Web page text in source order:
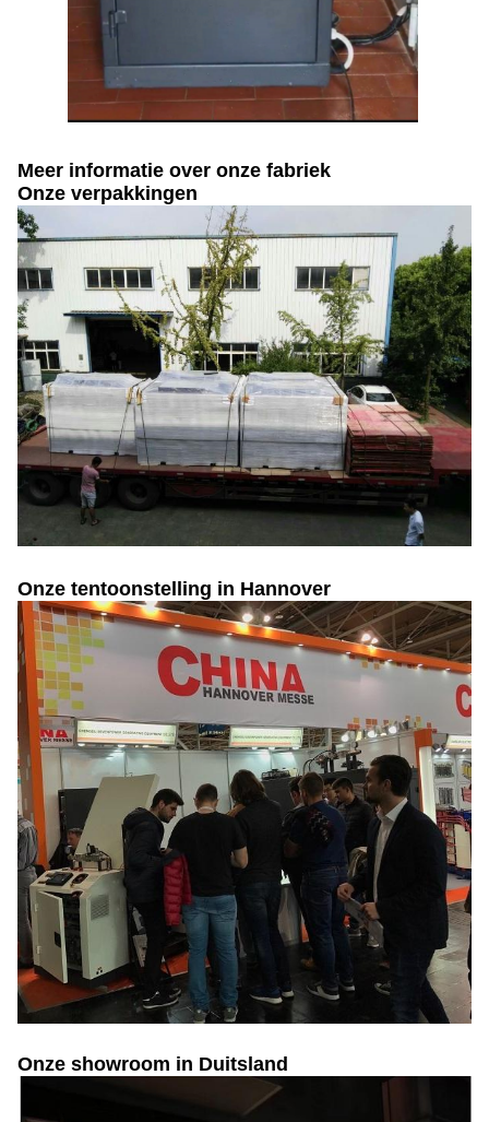
Meer informatie over onze fabriek
Onze verpakkingen
Onze tentoonstelling in Hannover
Onze showroom in Duitsland